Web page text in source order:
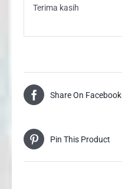
Terima kasih
Share On Facebook
Pin This Product